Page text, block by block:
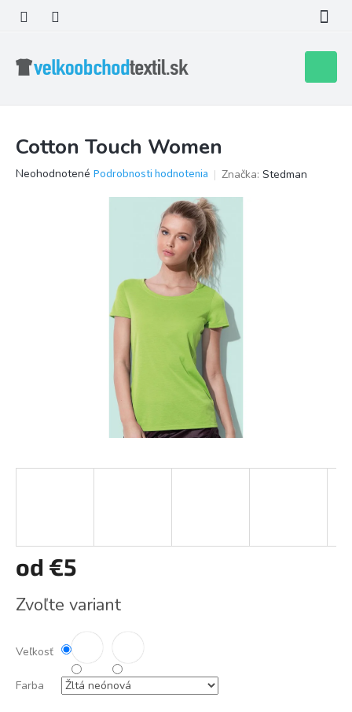
obsah
košík
Cotton Touch Women
Priemerné
Neohodnotené Podrobnosti hodnotenia Značka: Stedman
od €5
cena:
Zvoľte variant
Veľkosť
Farba